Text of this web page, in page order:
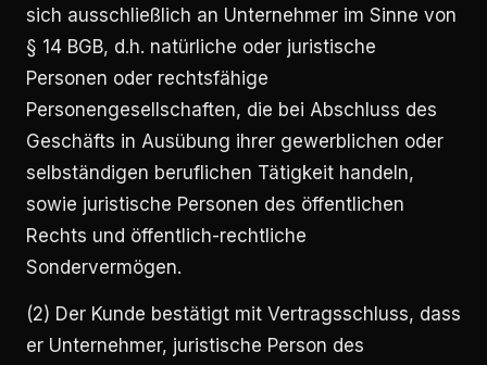
sich ausschließlich an Unternehmer im Sinne von
§ 14 BGB, d.h. natürliche oder juristische
Personen oder rechtsfähige
Personengesellschaften, die bei Abschluss des
Geschäfts in Ausübung ihrer gewerblichen oder
selbständigen beruflichen Tätigkeit handeln,
sowie juristische Personen des öffentlichen
Rechts und öffentlich-rechtliche
Sondervermögen.
(2) Der Kunde bestätigt mit Vertragsschluss, dass
er Unternehmer, juristische Person des